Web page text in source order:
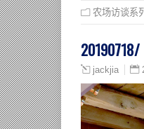
农场访谈系
jackjia